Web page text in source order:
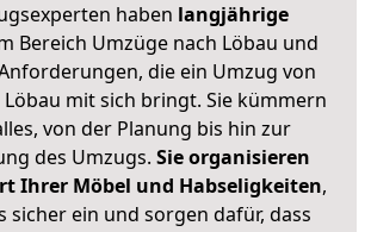
haben langjährige
Bereich Umzüge nach Löbau und
die ein Umzug von
mit sich bringt. Sie kümmern
von der Planung bis hin zur
des Umzugs. Sie organisieren
Ihrer Möbel und Habseligkeiten,
sicher ein und sorgen dafür, dass